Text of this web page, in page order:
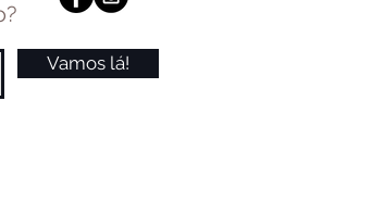
Vamos lá!